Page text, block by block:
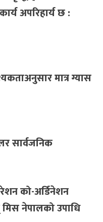
अपरिहार्य छ :
मात्र ग्यास
सार्वजनिक
को-अर्डिनेशन
नेपालको उपाधि